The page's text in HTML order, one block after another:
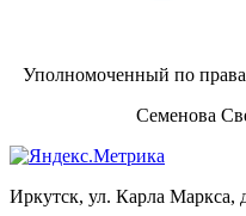
Уполномоченный по
Семенова
Иркутск, ул. Карла Маркса,